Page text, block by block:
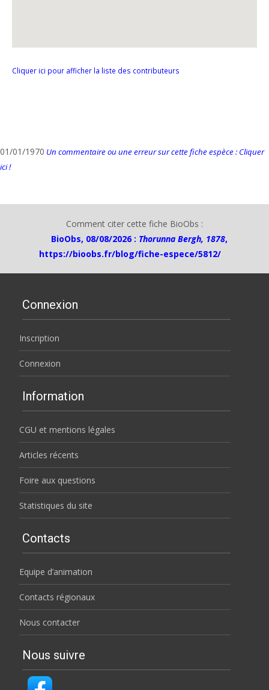
Cliquer ici pour afficher la liste des contributeurs
01/01/1970 Un commentaire ou une erreur sur cette fiche espèce : Cliquer
ici !
Comment citer cette fiche BioObs :
BioObs, 08/08/2026 : Thorunna Bergh, 1878,
https://bioobs.fr/blog/fiche-espece/5812/
Connexion
Inscription
Connexion
Information
CGU et mentions légales
Articles récents
Foire aux questions
Statistiques du site
Contacts
Equipe d’animation
Contacts régionaux
Nous contacter
Nous suivre